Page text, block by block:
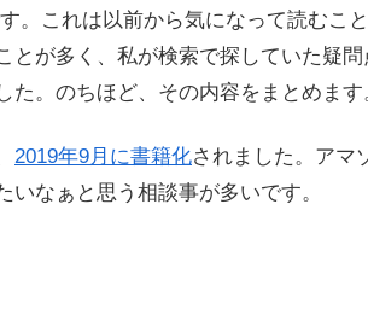
。これは以前から気になって読むこ
とが多く、私が検索で探していた疑
。のちほど、その内容をまとめます
2019年9月に書籍化されました。アマ
なぁと思う相談事が多いです。